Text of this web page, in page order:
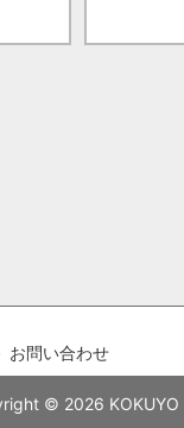
お問い合わせ
© 2026